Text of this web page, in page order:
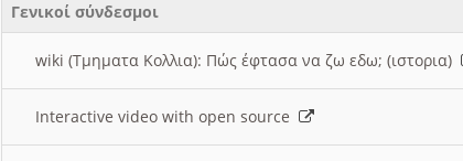
Γενικοί σύνδεσμοι
wiki (Τμηματα Κολλια): Πώς έφτασα να ζω εδω; (ιστορια)
Interactive video with open source